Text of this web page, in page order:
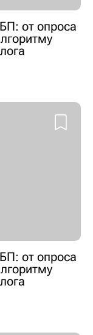
от опроса
от опроса